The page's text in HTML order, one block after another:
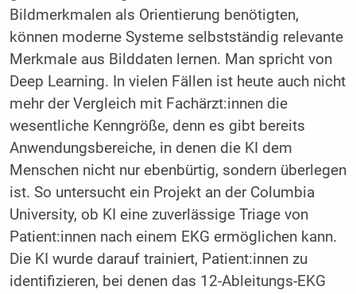
Bildmerkmalen als Orientierung benötigten,
können moderne Systeme selbstständig relevante
Merkmale aus Bilddaten lernen. Man spricht von
Deep Learning. In vielen Fällen ist heute auch nicht
mehr der Vergleich mit Fachärzt:innen die
wesentliche Kenngröße, denn es gibt bereits
Anwendungsbereiche, in denen die KI dem
Menschen nicht nur ebenbürtig, sondern überlegen
ist. So untersucht ein Projekt an der Columbia
University, ob KI eine zuverlässige Triage von
Patient:innen nach einem EKG ermöglichen kann.
Die KI wurde darauf trainiert, Patient:innen zu
identifizieren, bei denen das 12-Ableitungs-EKG